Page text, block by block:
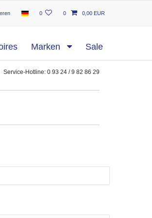
0 0 0,00 EUR
Marken Sale
Service-Hotline: 0 93 24 / 9 82 86 29